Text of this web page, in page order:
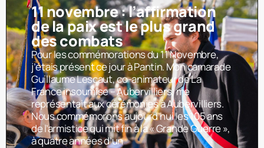
11 novembre : l’affirmation
de la paix est le plus grand
des combats
Pour les commémorations du 11 Novembre,
j’étais présent ce jour à Pantin. Mon camarade
Guillaume Lescaut, co-animateur de La
France insoumise – Aubervilliers, me
représentait aux cérémonies à Aubervilliers.
Nous commémorons aujourd’hui les 105 ans
de l’armistice qui mit fin à la « Grande Guerre »,
à quatre années d’un